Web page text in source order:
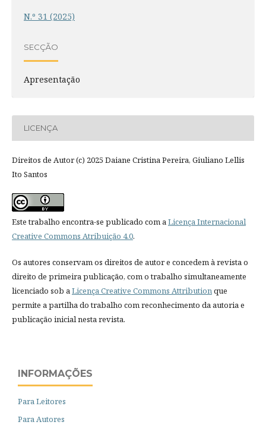
N.º 31 (2025)
SECÇÃO
Apresentação
LICENÇA
Direitos de Autor (c) 2025 Daiane Cristina Pereira, Giuliano Lellis
Ito Santos
Este trabalho encontra-se publicado com aLicença Internacional
Creative Commons Atribuição 4.0.
Os autores conservam os direitos de autor e concedem à revista o
direito de primeira publicação, com o trabalho simultaneamente
licenciado sob aLicença Creative Commons Attributionque
permite a partilha do trabalho com reconhecimento da autoria e
publicação inicial nesta revista.
INFORMAÇÕES
Para Leitores
Para Autores